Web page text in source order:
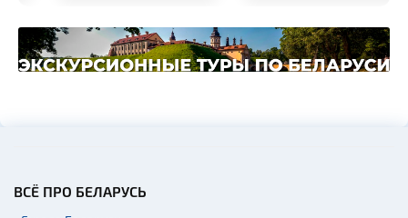
ВСЁ ПРО БЕЛАРУСЬ